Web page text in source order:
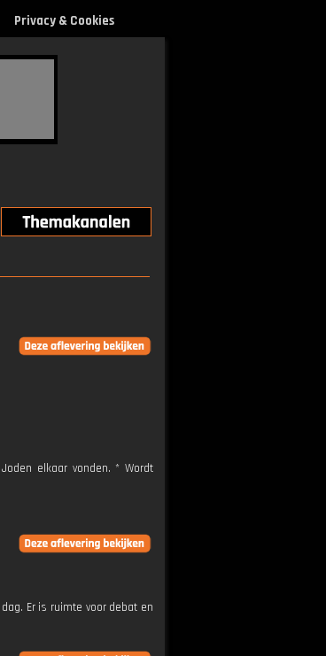
Privacy & Cookies
elkaar vonden. * Wordt
Er is ruimte voor debat en